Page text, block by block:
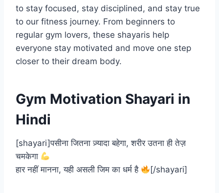
to stay focused, stay disciplined, and stay true
to our fitness journey. From beginners to
regular gym lovers, these shayaris help
everyone stay motivated and move one step
closer to their dream body.
Gym Motivation Shayari in
Hindi
[shayari]पसीना जितना ज़्यादा बहेगा, शरीर उतना ही तेज़
चमकेगा
हार नहीं मानना, यही असली जिम का धर्म है
[/shayari]